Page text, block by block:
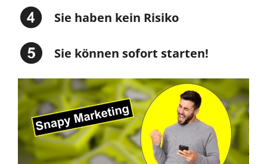
Sie haben kein Risiko
Sie können sofort starten!